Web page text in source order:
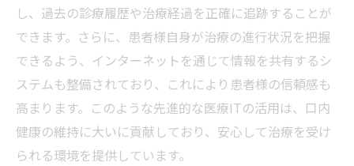
し、過去の診療履歴や治療経過を正確に追跡することが
できます。さらに、患者様自身が治療の進行状況を把握
できるよう、インターネットを通じて情報を共有するシ
ステムも整備されており、これにより患者様の信頼感も
高まります。このような先進的な医療ITの活用は、口内
健康の維持に大いに貢献しており、安心して治療を受け
られる環境を提供しています。